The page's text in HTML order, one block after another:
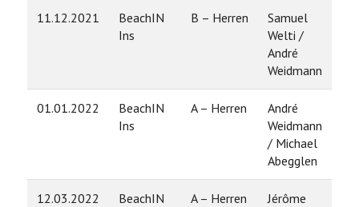
11.12.2021
BeachIN
Ins
B – Herren
Samuel
Welti /
André
Weidmann
01.01.2022
BeachIN
Ins
A – Herren
André
Weidmann
/ Michael
Abegglen
12.03.2022
BeachIN
A – Herren
Jérôme